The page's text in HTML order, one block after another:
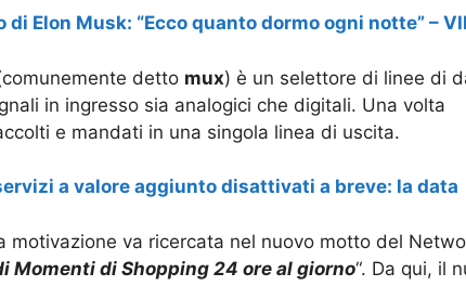
di Elon Musk: “Ecco quanto dormo ogni notte” –
detto mux) è un selettore di linee di
in ingresso sia analogici che digitali. Una volta
e mandati in una singola linea di uscita.
a valore aggiunto disattivati a breve: la data
motivazione va ricercata nel nuovo motto del
Momenti di Shopping 24 ore al giorno“. Da qui, il